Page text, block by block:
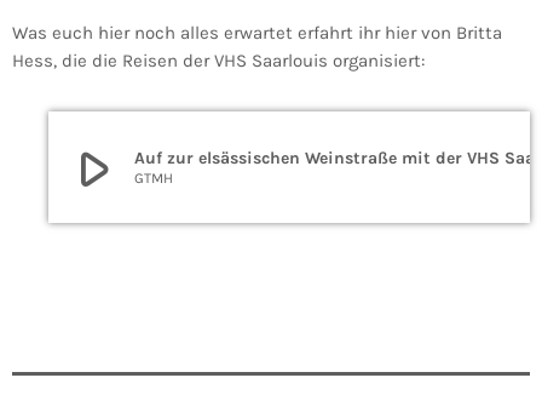
Was euch hier noch alles erwartet erfahrt ihr hier von Britta
Hess, die die Reisen der VHS Saarlouis organisiert:
play_arrow GTMH